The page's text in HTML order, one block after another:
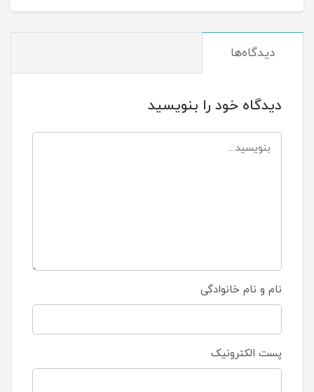
دیدگاه‌ها
دیدگاه خود را بنویسید
نام و نام خانوادگی
پست الکترونیک